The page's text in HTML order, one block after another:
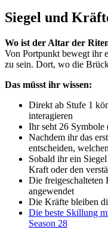
Siegel und
Wo ist der Altar der
Von Portpunkt bewegt ihr
zu sein. Dort, wo die
Das müsst ihr wissen:
Direkt ab Stufe 1
interagieren
Ihr seht 26 Symbole
Nachdem ihr das
entscheiden,
Sobald ihr ein
Kraft oder den
Die freigeschalteten
angewendet
Die Kräfte bleiben
Die beste Skillung
Season 28